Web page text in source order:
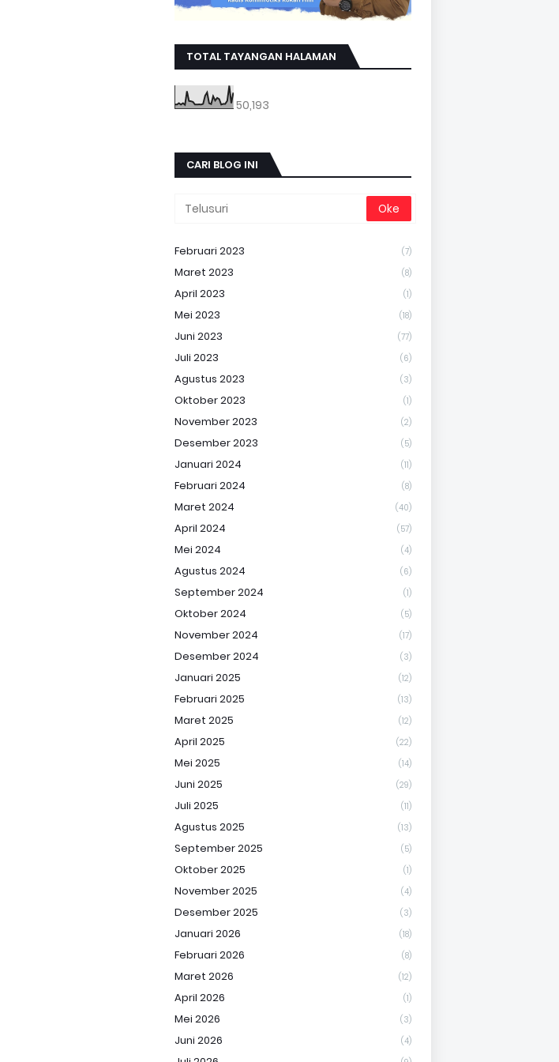
TOTAL TAYANGAN HALAMAN
50,193
CARI BLOG INI
Februari 2023 (7)
Maret 2023 (8)
April 2023 (1)
Mei 2023 (18)
Juni 2023 (77)
Juli 2023 (6)
Agustus 2023 (3)
Oktober 2023 (1)
November 2023 (2)
Desember 2023 (5)
Januari 2024 (11)
Februari 2024 (8)
Maret 2024 (40)
April 2024 (57)
Mei 2024 (4)
Agustus 2024 (6)
September 2024 (1)
Oktober 2024 (5)
November 2024 (17)
Desember 2024 (3)
Januari 2025 (12)
Februari 2025 (13)
Maret 2025 (12)
April 2025 (22)
Mei 2025 (14)
Juni 2025 (29)
Juli 2025 (11)
Agustus 2025 (13)
September 2025 (5)
Oktober 2025 (1)
November 2025 (4)
Desember 2025 (3)
Januari 2026 (18)
Februari 2026 (8)
Maret 2026 (12)
April 2026 (1)
Mei 2026 (3)
Juni 2026 (4)